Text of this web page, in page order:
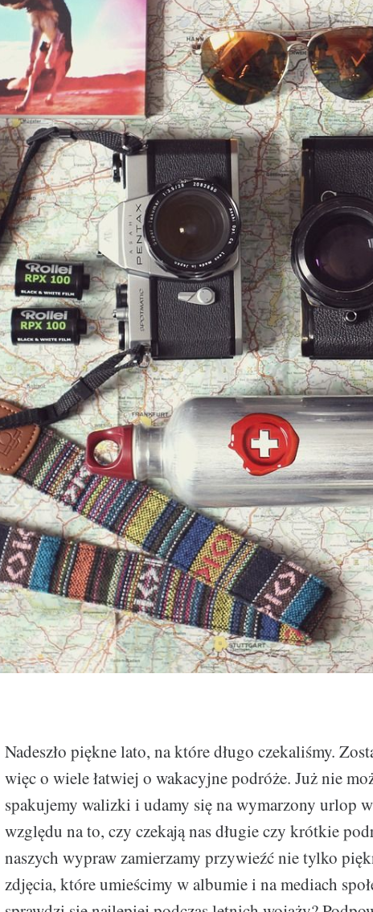
Nadeszło piękne lato, na które długo czekaliśmy.
więc o wiele łatwiej o wakacyjne podróże. Już nie
spakujemy walizki i udamy się na wymarzony urlop
względu na to, czy czekają nas długie czy krótkie
naszych wypraw zamierzamy przywieźć nie tylko
zdjęcia, które umieścimy w albumie i na mediach